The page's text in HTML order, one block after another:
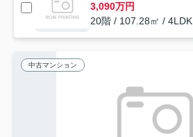
3,090万円
20階 / 107.28㎡ / 4LDK
中古マンション